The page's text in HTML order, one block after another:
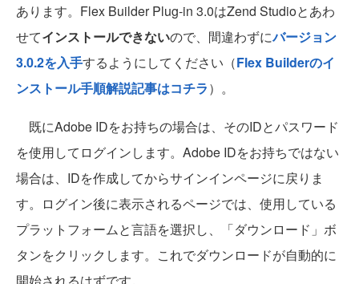
あります。Flex Builder Plug-in 3.0はZend Studioとあわ
せてインストールできないので、間違わずにバージョン
3.0.2を入手するようにしてください（Flex Builderのイ
ンストール手順解説記事はコチラ）。
既にAdobe IDをお持ちの場合は、そのIDとパスワード
を使用してログインします。Adobe IDをお持ちではない
場合は、IDを作成してからサインインページに戻りま
す。ログイン後に表示されるページでは、使用している
プラットフォームと言語を選択し、「ダウンロード」ボ
タンをクリックします。これでダウンロードが自動的に
開始されるはずです。